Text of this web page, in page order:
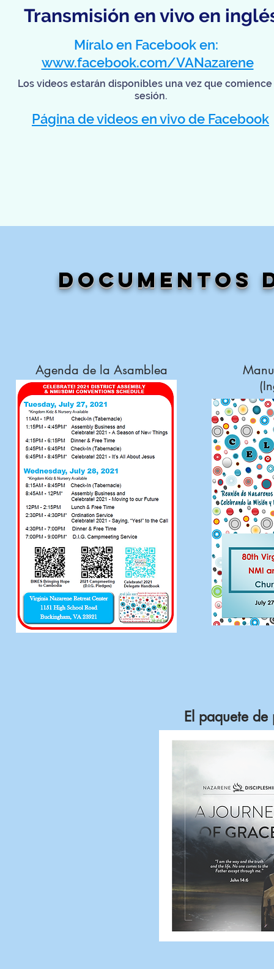
Transmisión en vivo en
Míralo en Facebook en:
www.facebook.com/VANazarene
Los videos estarán disponibles una vez que comience
sesión.
Página de videos en vivo de Facebook
Documentos
Agenda de la Asamblea
El paquete